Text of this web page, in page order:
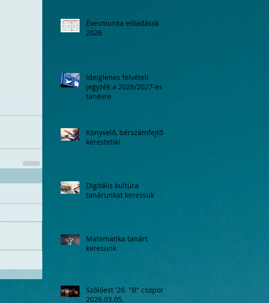
Évesmunka előadások
2026
Ideiglenes felvételi
jegyzék a 2026/2027-es
tanévre
Könyvelő, bérszámfejtő
kerestetik!
Digitális kultúra
tanárunkat keressük
Matematika tanárt
keresünk
Szólóest '26. "B" csoport,
2026.03.05.